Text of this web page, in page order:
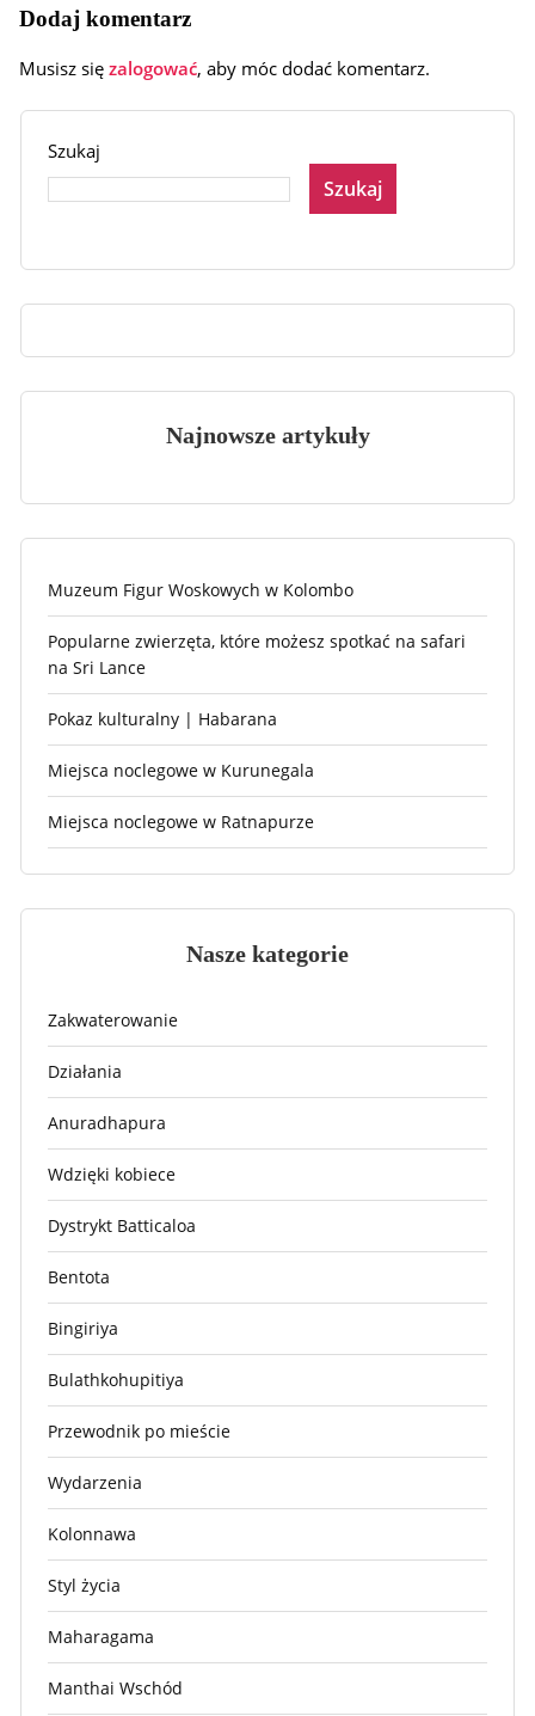
Dodaj komentarz
Musisz się zalogować, aby móc dodać komentarz.
Szukaj
Szukaj
Najnowsze artykuły
Muzeum Figur Woskowych w Kolombo
Popularne zwierzęta, które możesz spotkać na safari
na Sri Lance
Pokaz kulturalny | Habarana
Miejsca noclegowe w Kurunegala
Miejsca noclegowe w Ratnapurze
Nasze kategorie
Zakwaterowanie
Działania
Anuradhapura
Wdzięki kobiece
Dystrykt Batticaloa
Bentota
Bingiriya
Bulathkohupitiya
Przewodnik po mieście
Wydarzenia
Kolonnawa
Styl życia
Maharagama
Manthai Wschód